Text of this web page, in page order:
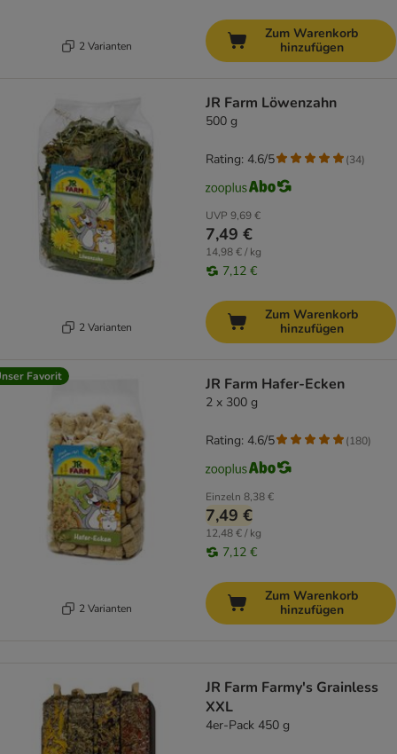
2 Varianten
Zum Warenkorb
hinzufügen
2 Varianten
JR Farm Löwenzahn
500 g
UVP 9,69 €
7,49 €
14,98 € / kg
7,12 €
Rating: 4.6/5 (34)
Zum Warenkorb
hinzufügen
Favorit
2 Varianten
JR Farm Hafer-Ecken
2 x 300 g
Einzeln 8,38 €
7,49 €
12,48 € / kg
7,12 €
Rating: 4.6/5 (180)
Zum Warenkorb
hinzufügen
JR Farm Farmy's Grainless
XXL
4er-Pack 450 g